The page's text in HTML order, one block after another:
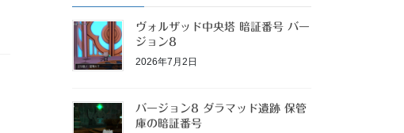
ヴォルザッド中央塔 暗証番号 バー
ジョン8
2026年7月2日
バージョン8 ダラマッド遺跡 保管
庫の暗証番号